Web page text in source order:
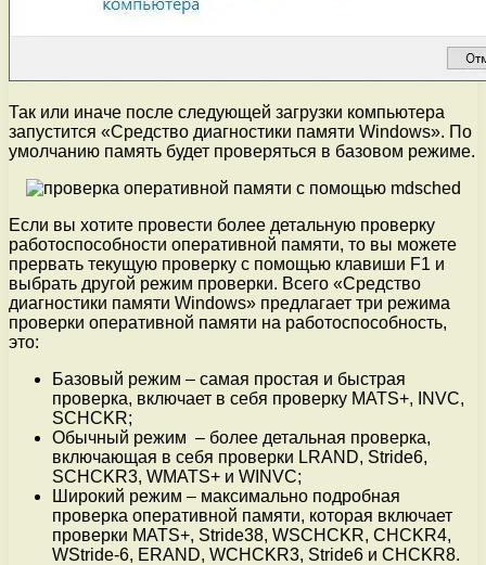
Так или иначе после следующей загрузки компьютера
запустится «Средство диагностики памяти Windows». По
умолчанию память будет проверяться в базовом режиме.
Если вы хотите провести более детальную проверку
работоспособности оперативной памяти, то вы можете
прервать текущую проверку с помощью клавиши F1 и
выбрать другой режим проверки. Всего «Средство
диагностики памяти Windows» предлагает три режима
проверки оперативной памяти на работоспособность,
это:
Базовый режим – самая простая и быстрая
проверка, включает в себя проверку MATS+, INVC,
SCHCKR;
Обычный режим – более детальная проверка,
включающая в себя проверки LRAND, Stride6,
SCHCKR3, WMATS+ и WINVC;
Широкий режим – максимально подробная
проверка оперативной памяти, которая включает
проверки MATS+, Stride38, WSCHCKR, CHCKR4,
WStride-6, ERAND, WCHCKR3, Stride6 и CHCKR8.